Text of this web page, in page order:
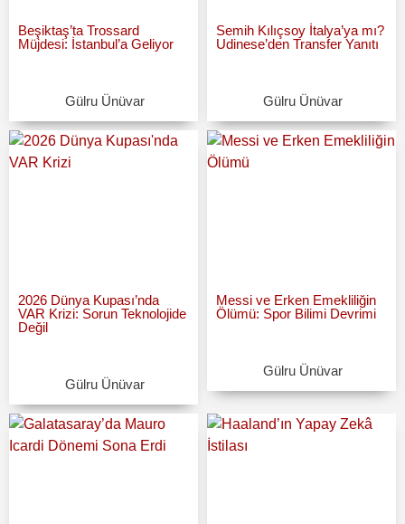
Beşiktaş’ta Trossard
Müjdesi: İstanbul’a Geliyor
Gülru Ünüvar
Semih Kılıçsoy İtalya’ya mı?
Udinese’den Transfer Yanıtı
Gülru Ünüvar
2026 Dünya Kupası’nda
VAR Krizi: Sorun Teknolojide
Değil
Gülru Ünüvar
Messi ve Erken Emekliliğin
Ölümü: Spor Bilimi Devrimi
Gülru Ünüvar